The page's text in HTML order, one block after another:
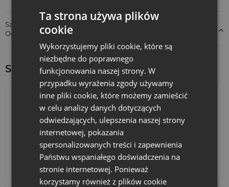
Szczegóły dotyczące zgodności produktu z przepisami:
Odpowiedzialność za produkt
Sprawdź inne ciekawe produkty:
Kalendarze adwentowe
Ta strona używa plików
cookie
Wykorzystujemy pliki cookie, które są
niezbędne do poprawnego
funkcjonowania naszej strony. W
przypadku wyrażenia zgody używamy
inne pliki cookie, które możemy zamieścić
w celu analizy danych dotyczących
odwiedzających, ulepszenia naszej strony
internetowej, pokazania
spersonalizowanych treści i zapewnienia
Państwu wspaniałego doświadczenia na
stronie internetowej. Ponieważ
korzystamy również z plików cookie